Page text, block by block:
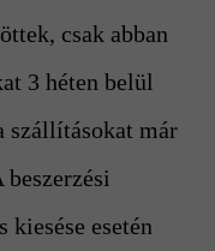
csak abban
3 héten belül
szállításokat már
kiesése esetén